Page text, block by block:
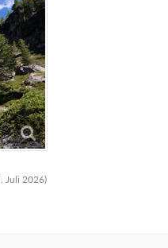
Juli 2026)